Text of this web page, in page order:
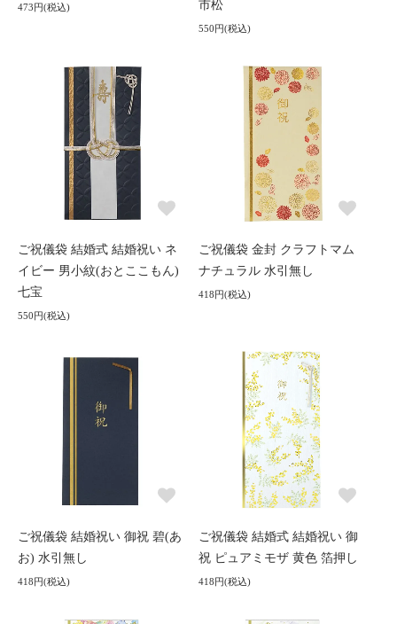
473円(税込)
市松
550円(税込)
ご祝儀袋 結婚式 結婚祝い ネ
イビー 男小紋(おとここもん)
七宝
550円(税込)
ご祝儀袋 金封 クラフトマム
ナチュラル 水引無し
418円(税込)
ご祝儀袋 結婚祝い 御祝 碧(あ
お) 水引無し
418円(税込)
ご祝儀袋 結婚式 結婚祝い 御
祝 ピュアミモザ 黄色 箔押し
418円(税込)